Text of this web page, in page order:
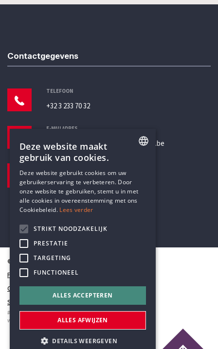
Contactgegevens
TELEFOON
+32 3 233 70 32
E-MAILADRES
secretariaat@humanistischverbond.be
Pottenbrug 4
Antwerpen, 2000
© Humanistisch Verbond 2026
Privacy
Cookiestatement
Sitemap
#codedwithlove byCodelines
webapplicaties
mobiele apps&maatwerk websites
DUTCH
Deze website maakt
gebruik van cookies.
Deze website gebruikt cookies om uw
gebruikerservaring te verbeteren. Door
onze website te gebruiken, stemt u in met
alle cookies in overeenstemming met ons
Cookiebeleid. Lees verder
STRIKT NOODZAKELIJK
PRESTATIE
TARGETING
FUNCTIONEEL
ALLES ACCEPTEREN
ALLES AFWIJZEN
DETAILS WEERGEVEN